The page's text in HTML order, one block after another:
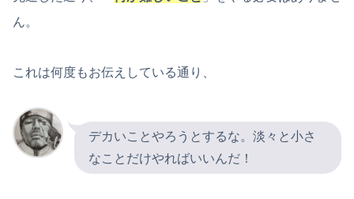
ん。
これは何度もお伝えしている通り、
デカいことやろうとするな。淡々と小さ
なことだけやればいいんだ！